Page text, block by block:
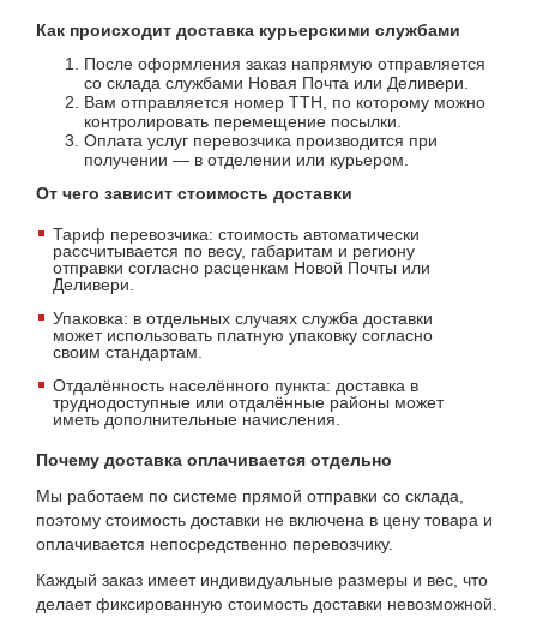
Как происходит доставка курьерскими службами
После оформления заказ напрямую отправляется
со склада службами Новая Почта или Деливери.
Вам отправляется номер ТТН, по которому можно
контролировать перемещение посылки.
Оплата услуг перевозчика производится при
получении — в отделении или курьером.
От чего зависит стоимость доставки
Тариф перевозчика: стоимость автоматически
рассчитывается по весу, габаритам и региону
отправки согласно расценкам Новой Почты или
Деливери.
Упаковка: в отдельных случаях служба доставки
может использовать платную упаковку согласно
своим стандартам.
Отдалённость населённого пункта: доставка в
труднодоступные или отдалённые районы может
иметь дополнительные начисления.
Почему доставка оплачивается отдельно
Мы работаем по системе прямой отправки со склада,
поэтому стоимость доставки не включена в цену товара и
оплачивается непосредственно перевозчику.
Каждый заказ имеет индивидуальные размеры и вес, что
делает фиксированную стоимость доставки невозможной.